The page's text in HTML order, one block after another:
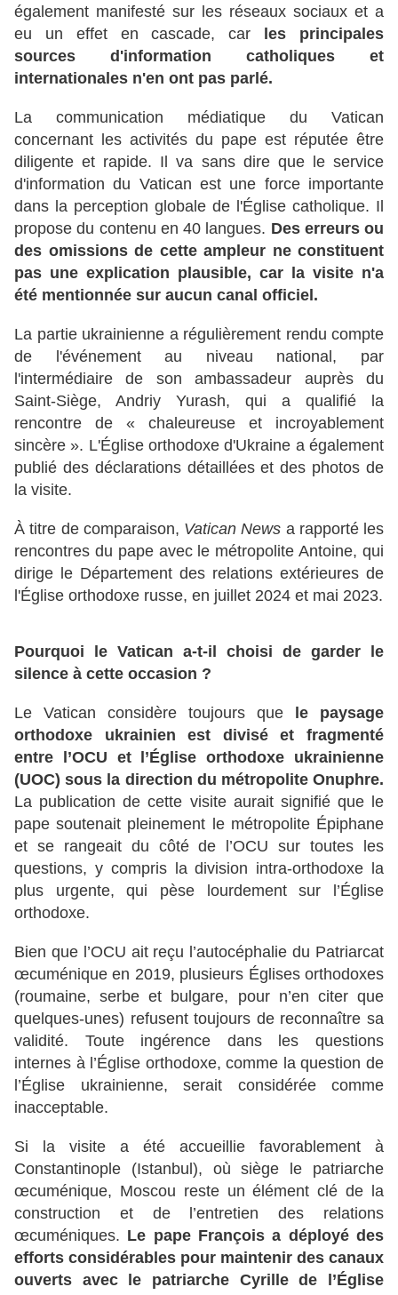
également manifesté sur les réseaux sociaux et a
eu un effet en cascade, car
les principales
sources d'information catholiques et
internationales n'en ont pas parlé.
La communication médiatique du Vatican
concernant les activités du pape est réputée être
diligente et rapide. Il va sans dire que le service
d'information du Vatican est une force importante
dans la perception globale de l'Église catholique. Il
propose du contenu en 40 langues. Des erreurs ou
des omissions de cette ampleur ne constituent
pas une explication plausible, car la visite n'a
été mentionnée sur aucun canal officiel.
La partie ukrainienne a régulièrement rendu compte
de l'événement au niveau national, par
l'intermédiaire de son ambassadeur auprès du
Saint-Siège, Andriy Yurash, qui a qualifié la
rencontre de « chaleureuse et incroyablement
sincère ». L'Église orthodoxe d'Ukraine a également
publié des déclarations détaillées et des photos de
la visite.
À titre de comparaison, Vatican News a rapporté les
rencontres du pape avec le métropolite Antoine, qui
dirige le Département des relations extérieures de
l'Église orthodoxe russe, en juillet 2024 et mai 2023.
Pourquoi le Vatican a-t-il choisi de garder le
silence à cette occasion ?
Le Vatican considère toujours que le paysage
orthodoxe ukrainien est divisé et fragmenté
entre l’OCU et l’Église orthodoxe ukrainienne
(UOC) sous la direction du métropolite Onuphre.
La publication de cette visite aurait signifié que le
pape soutenait pleinement le métropolite Épiphane
et se rangeait du côté de l’OCU sur toutes les
questions, y compris la division intra-orthodoxe la
plus urgente, qui pèse lourdement sur l’Église
orthodoxe.
Bien que l’OCU ait reçu l’autocéphalie du Patriarcat
œcuménique en 2019, plusieurs Églises orthodoxes
(roumaine, serbe et bulgare, pour n’en citer que
quelques-unes) refusent toujours de reconnaître sa
validité. Toute ingérence dans les questions
internes à l’Église orthodoxe, comme la question de
l’Église ukrainienne, serait considérée comme
inacceptable.
Si la visite a été accueillie favorablement à
Constantinople (Istanbul), où siège le patriarche
œcuménique, Moscou reste un élément clé de la
construction et de l’entretien des relations
œcuméniques. Le pape François a déployé des
efforts considérables pour maintenir des canaux
ouverts avec le patriarche Cyrille de l’Église